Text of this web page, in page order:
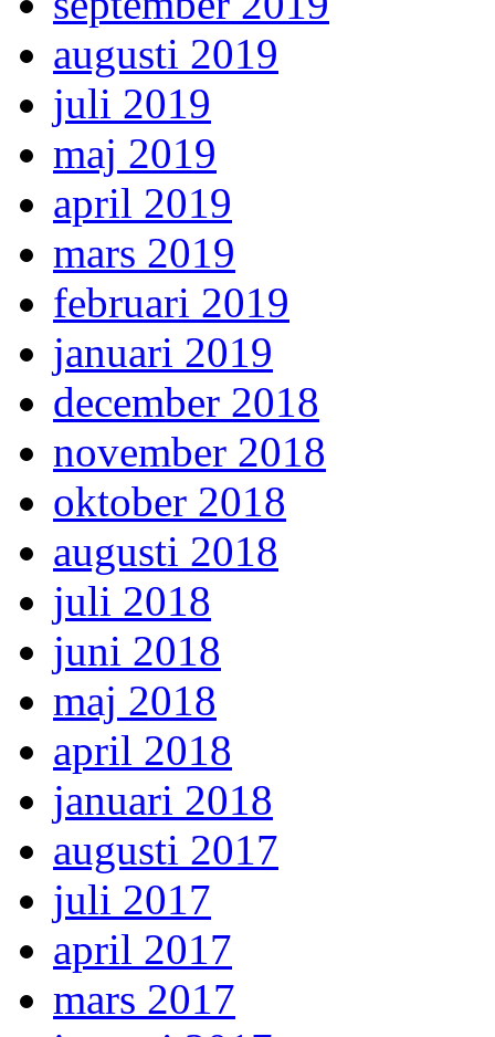
augusti 2019
juli 2019
maj 2019
april 2019
mars 2019
februari 2019
januari 2019
december 2018
november 2018
oktober 2018
augusti 2018
juli 2018
juni 2018
maj 2018
april 2018
januari 2018
augusti 2017
juli 2017
april 2017
mars 2017